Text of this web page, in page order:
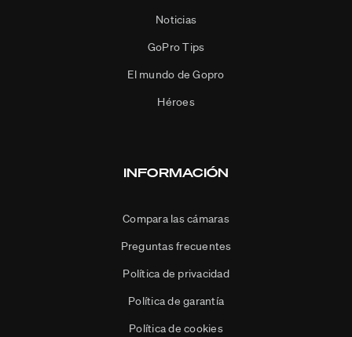
Noticias
GoPro Tips
El mundo de Gopro
Héroes
INFORMACIÓN
Compara las cámaras
Preguntas frecuentes
Política de privacidad
Política de garantía
Política de cookies